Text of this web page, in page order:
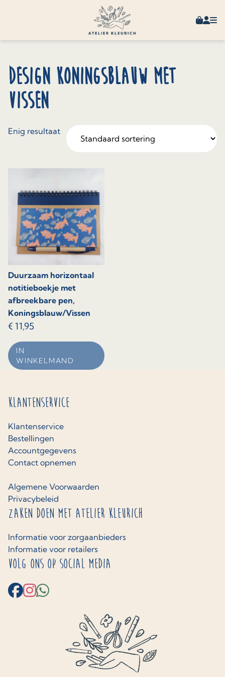
Mijn
Design Koningsblauw met
Vissen
Enig resultaat
Duurzaam horizontaal
notitieboekje met
afbreekbare pen,
Koningsblauw/Vissen
€ 11,95
IN
WINKELMAND
Klantenservice
Klantenservice
Bestellingen
Accountgegevens
Contact opnemen
Algemene Voorwaarden
Privacybeleid
Zaken doen met Atelier Kleurich
Informatie voor zorgaanbieders
Informatie voor retailers
Volg ons op social media